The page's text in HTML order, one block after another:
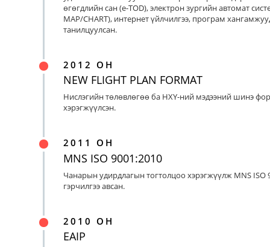
өгөгдлийн сан (e-TOD), электрон зургийн автомат
MAP/CHART), интернет үйлчилгээ, програм
танилцуулсан.
2012 ОН
NEW FLIGHT PLAN FORMAT
Нислэгийн төлөвлөгөө ба НХҮ-ний мэдээний шинэ
хэрэгжүүлсэн.
2011 ОН
MNS ISO 9001:2010
Чанарын удирдлагын тогтолцоо хэрэгжүүлж MNS ISO
гэрчилгээ авсан.
2010 ОН
EAIP